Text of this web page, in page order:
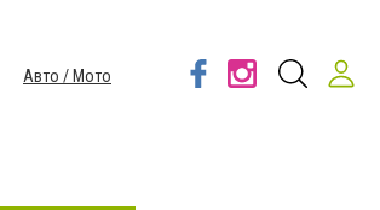
Авто / Мото